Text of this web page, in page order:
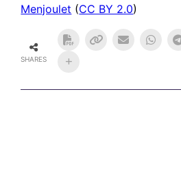
Menjoulet (CC BY 2.0)
SHARES